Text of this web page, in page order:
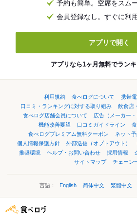
予約も簡単。空席をスム
会員登録なし。すぐに利
アプリで開く
アプリなら1ヶ月無料でランキ
利用規約 食べログについて
携帯
口コミ・ランキングに対する取り組み
飲食店
食べログ店舗会員について
広告（メーカー
機能改善要望
口コミガイドライン
食べログプレミアム無料クーポン
ネット予
個人情報保護方針
外部送信（オプトアウト）
推奨環境
ヘルプ・お問い合わせ 採用情報
サイトマップ
チェーン
言語： English 简体中文 繁體中文